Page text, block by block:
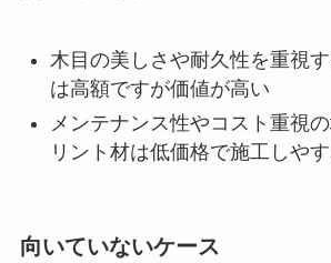
木目の美しさや耐久性を重視
は高額ですが価値が高い
メンテナンス性やコスト重視
リント材は低価格で施工しや
向いていないケース